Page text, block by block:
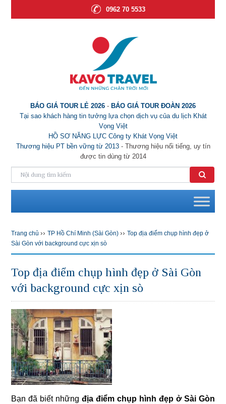
0962 70 5533
BÁO GIÁ TOUR LẺ 2026 - BÁO GIÁ TOUR ĐOÀN 2026
Tại sao khách hàng tin tưởng lựa chọn dịch vụ của du lịch Khát
Vọng Việt
HỒ SƠ NĂNG LỰC Công ty Khát Vọng Việt
Thương hiệu PT bền vững từ 2013- Thương hiệu nổi tiếng, uy tín
được tin dùng từ 2014
Trang chủ ››TP Hồ Chí Minh (Sài Gòn) ››Top địa điểm chụp hình đẹp ở
Sài Gòn với background cực xịn sò
Top địa điểm chụp hình đẹp ở Sài Gòn
với background cực xịn sò
Bạn đã biết những địa điểm chụp hình đẹp ở Sài Gòn